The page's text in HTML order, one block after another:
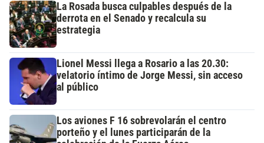
La Rosada busca culpables después de la
derrota en el Senado y recalcula su
estrategia
Lionel Messi llega a Rosario a las 20.30:
velatorio íntimo de Jorge Messi, sin acceso
al público
Los aviones F 16 sobrevolarán el centro
porteño y el lunes participarán de la